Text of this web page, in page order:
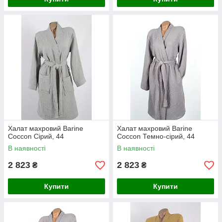
Халат махровий Barine
Coccon Сірий, 44
В наявності
2 823 ₴
Купити
Халат махровий Barine
Coccon Темно-сірий, 44
В наявності
2 823 ₴
Купити